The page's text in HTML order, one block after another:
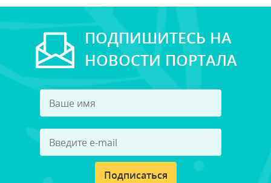
ПОДПИШИТЕСЬ НА
НОВОСТИ ПОРТАЛА
Подписаться